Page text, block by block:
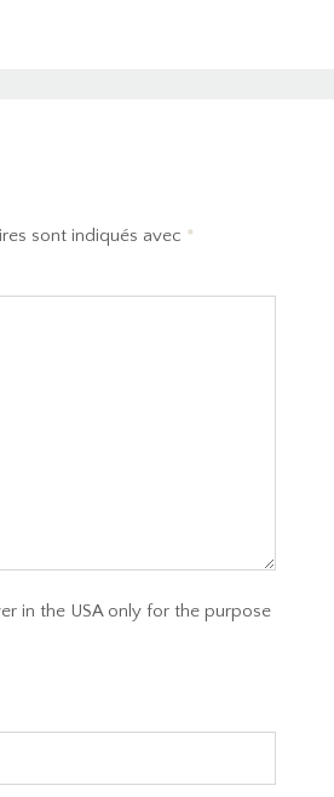
sont indiqués avec *
in the USA only for the purpose